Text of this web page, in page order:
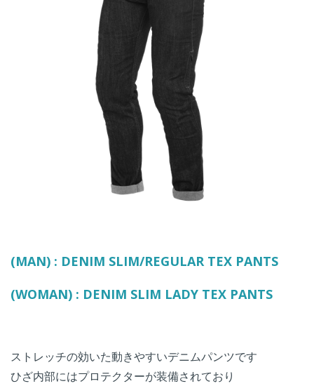
(MAN) : DENIM SLIM/REGULAR TEX PANTS
(WOMAN) : DENIM SLIM LADY TEX PANTS
ストレッチの効いた動きやすいデニムパンツです
ひざ内部にはプロテクターが装備されており